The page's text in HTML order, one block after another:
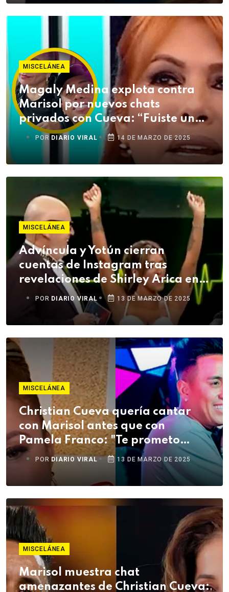
MISCELÁNEA
Magaly Medina explota contra
Marisol por nuevos chats
privados con Cueva: “Fuiste una
amante”
POR DIARIO VIRAL 14 DE MARZO DE 2025
MISCELÁNEA
Advíncula y Yotún cierran
cuentas de Instagram tras
revelaciones de Shirley Arica en
"El Valor De La Verdad"
POR DIARIO VIRAL 13 DE MARZO DE 2025
MISCELÁNEA
Christian Cueva quería cantar
con Marisol antes que con
Pamela Franco: "Te prometo
grabar esa canción"
POR DIARIO VIRAL 13 DE MARZO DE 2025
MISCELÁNEA
Marisol muestra chat
amenazantes de Christian Cueva: